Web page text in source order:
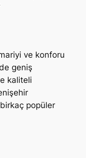
ve konforu
geniş
kaliteli
popüler